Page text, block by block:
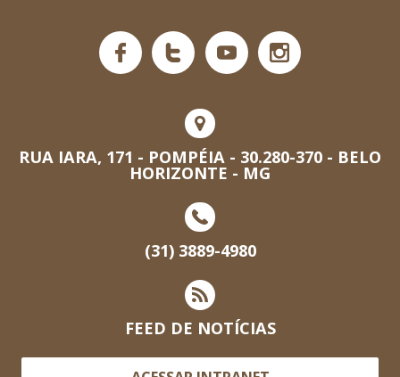
RUA IARA, 171 - POMPÉIA - 30.280-370 - BELO
HORIZONTE - MG
(31) 3889-4980
FEED DE NOTÍCIAS